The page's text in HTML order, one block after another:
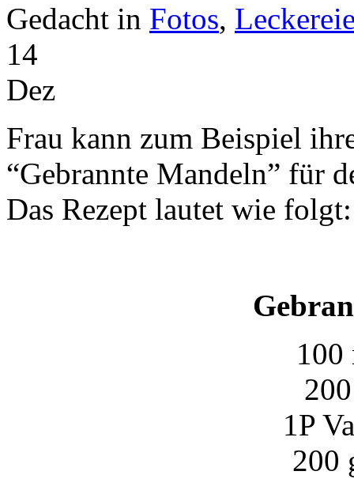
Gedacht in Fotos,
14
Dez
Frau kann zum Beispiel
“Gebrannte Mandeln” für
Das Rezept lautet wie folgt:
100
1P
200